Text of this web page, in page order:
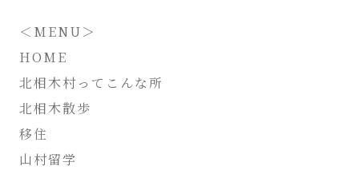
＜MENU＞
HOME
北相木村ってこんな所
北相木散歩
移住
山村留学